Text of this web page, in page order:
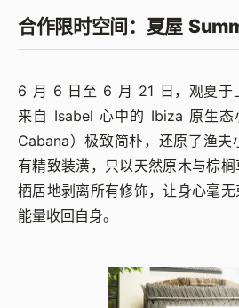
合作限时空间：夏屋
6 月 6 日至 6 月 21 日，观夏于
来自 Isabel 心中的 Ibiza 原生态
Cabana）极致简朴，还原了渔
有精致装潢，只以天然原木与棕
栖居地剥离所有修饰，让身心毫
能量收回自身。